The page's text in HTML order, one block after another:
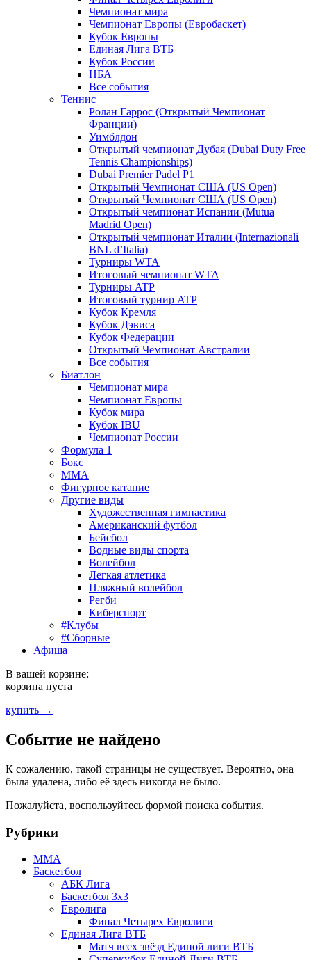
Чемпионат мира
Чемпионат Европы (Евробаскет)
Кубок Европы
Единая Лига ВТБ
Кубок России
НБА
Все события
Теннис
Ролан Гаррос (Открытый Чемпионат
Франции)
Уимблдон
Открытый чемпионат Дубая (Dubai Duty Free
Tennis Championships)
Dubai Premier Padel P1
Открытый Чемпионат США (US Open)
Открытый Чемпионат США (US Open)
Открытый чемпионат Испании (Mutua
Madrid Open)
Открытый чемпионат Италии (Internazionali
BNL d’Italia)
Турниры WTA
Итоговый чемпионат WTA
Турниры ATP
Итоговый турнир ATP
Кубок Кремля
Кубок Дэвиса
Кубок Федерации
Открытый Чемпионат Австралии
Все события
Биатлон
Чемпионат мира
Чемпионат Европы
Кубок мира
Кубок IBU
Чемпионат России
Формула 1
Бокс
MMA
Фигурное катание
Другие виды
Художественная гимнастика
Американский футбол
Бейсбол
Водные виды спорта
Волейбол
Легкая атлетика
Пляжный волейбол
Регби
Киберспорт
#Клубы
#Сборные
Афиша
В вашей корзине:
корзина пуста
купить →
Событие не найдено
К сожалению, такой страницы не существует. Вероятно, она
была удалена, либо её здесь никогда не было.
Пожалуйста, воспользуйтесь формой поиска события.
Рубрики
MMA
Баскетбол
АБК Лига
Баскетбол 3х3
Евролига
Финал Четырех Евролиги
Единая Лига ВТБ
Матч всех звёзд Единой лиги ВТБ